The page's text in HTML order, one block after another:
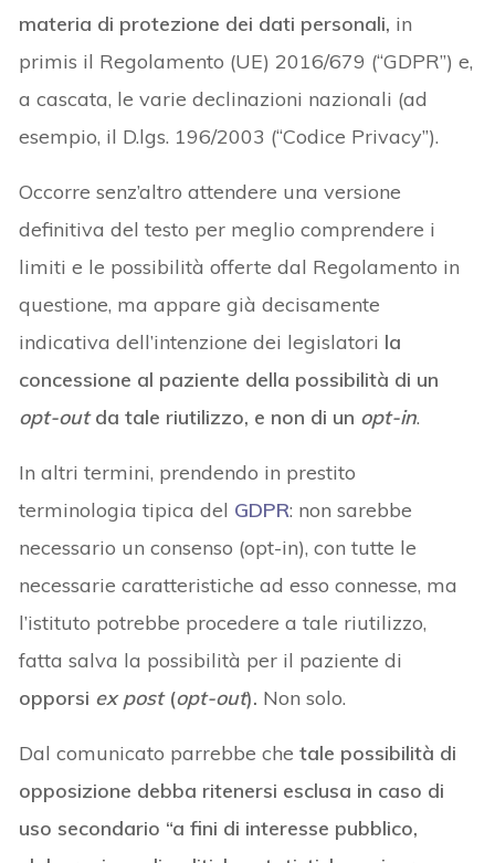
materia di protezione dei dati personali, in
primis il Regolamento (UE) 2016/679 (“GDPR”) e,
a cascata, le varie declinazioni nazionali (ad
esempio, il D.lgs. 196/2003 (“Codice Privacy”).
Occorre senz’altro attendere una versione
definitiva del testo per meglio comprendere i
limiti e le possibilità offerte dal Regolamento in
questione, ma appare già decisamente
indicativa dell’intenzione dei legislatori la
concessione al paziente della possibilità di un
opt-outda tale riutilizzo, e non di un opt-in.
In altri termini, prendendo in prestito
terminologia tipica del GDPR: non sarebbe
necessario un consenso (opt-in), con tutte le
necessarie caratteristiche ad esso connesse, ma
l’istituto potrebbe procedere a tale riutilizzo,
fatta salva la possibilità per il paziente di
opporsi ex post(opt-out). Non solo.
Dal comunicato parrebbe chetale possibilità di
opposizione debba ritenersi esclusa in caso di
uso secondario “a fini di interesse pubblico,